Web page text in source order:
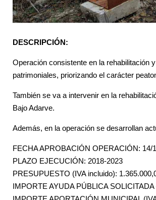
DESCRIPCIÓN:
Operación consistente en la rehabilitación
patrimoniales, priorizando el carácter
También se va a intervenir en la
Bajo Adarve.
Además, en la operación se desarrollan
FECHA APROBACIÓN OPERACIÓN: 14/
PLAZO EJECUCIÓN: 2018-2023
PRESUPUESTO (IVA incluido):
IMPORTE AYUDA PÚBLICA